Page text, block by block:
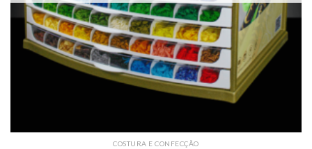
COSTURA E CONFECÇÃO